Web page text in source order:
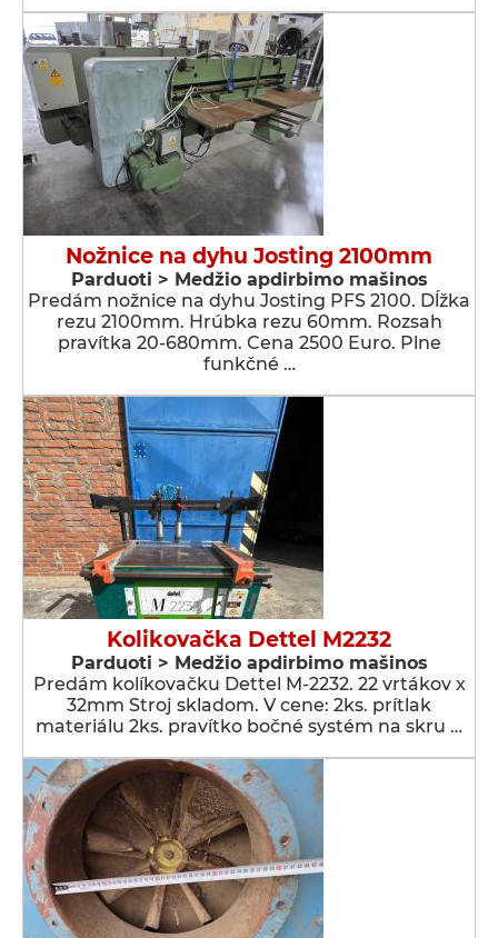
Nožnice na dyhu Josting 2100mm
Parduoti > Medžio apdirbimo mašinos
Predám nožnice na dyhu Josting PFS 2100. Dĺžka
rezu 2100mm. Hrúbka rezu 60mm. Rozsah
pravítka 20-680mm. Cena 2500 Euro. Plne
funkčné …
Kolikovačka Dettel M2232
Parduoti > Medžio apdirbimo mašinos
Predám kolíkovačku Dettel M-2232. 22 vrtákov x
32mm Stroj skladom. V cene: 2ks. prítlak
materiálu 2ks. pravítko bočné systém na skru …